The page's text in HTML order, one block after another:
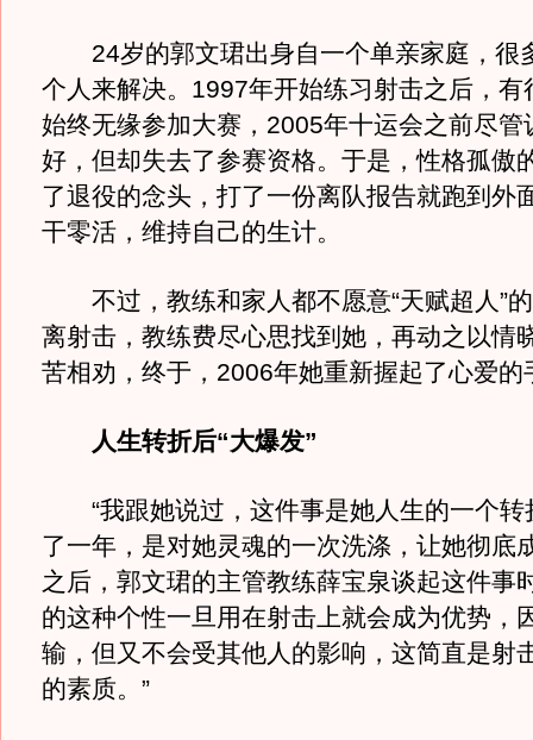
24岁的郭文珺出身自一个单亲家庭，很
个人来解决。1997年开始练习射击之后，有
始终无缘参加大赛，2005年十运会之前尽管
好，但却失去了参赛资格。于是，性格孤傲
了退役的念头，打了一份离队报告就跑到外
干零活，维持自己的生计。
不过，教练和家人都不愿意“天赋超人”
离射击，教练费尽心思找到她，再动之以情
苦相劝，终于，2006年她重新握起了心爱的
人生转折后“大爆发”
“我跟她说过，这件事是她人生的一个转
了一年，是对她灵魂的一次洗涤，让她彻底
之后，郭文珺的主管教练薛宝泉谈起这件事
的这种个性一旦用在射击上就会成为优势，
输，但又不会受其他人的影响，这简直是射
的素质。”